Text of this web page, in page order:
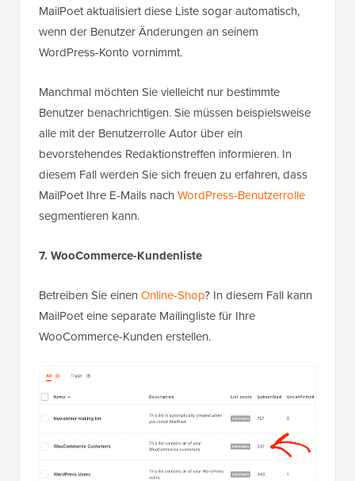
MailPoet aktualisiert diese Liste sogar automatisch,
wenn der Benutzer Änderungen an seinem
WordPress-Konto vornimmt.
Manchmal möchten Sie vielleicht nur bestimmte
Benutzer benachrichtigen. Sie müssen beispielsweise
alle mit der Benutzerrolle Autor über ein
bevorstehendes Redaktionstreffen informieren. In
diesem Fall werden Sie sich freuen zu erfahren, dass
MailPoet Ihre E-Mails nachWordPress-Benutzerrolle
segmentieren kann.
7. WooCommerce-Kundenliste
Betreiben Sie einen Online-Shop? In diesem Fall kann
MailPoet eine separate Mailingliste für Ihre
WooCommerce-Kunden erstellen.